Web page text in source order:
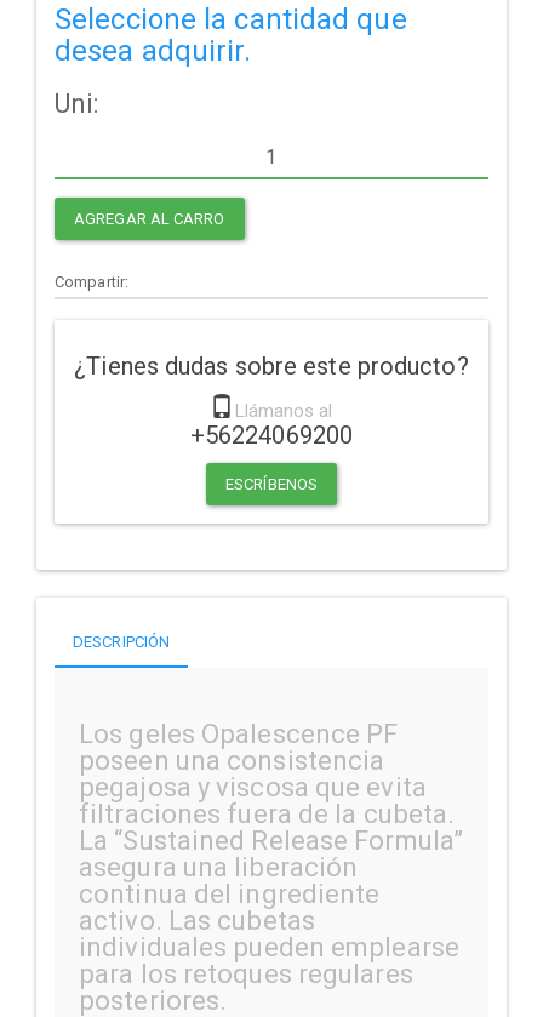
Seleccione la cantidad que
desea adquirir.
Uni:
AGREGAR AL CARRO
Compartir:
¿Tienes dudas sobre este producto?
Llámanos al
+56224069200
ESCRÍBENOS
DESCRIPCIÓN
Los geles Opalescence PF
poseen una consistencia
pegajosa y viscosa que evita
filtraciones fuera de la cubeta.
La “Sustained Release Formula”
asegura una liberación
continua del ingrediente
activo. Las cubetas
individuales pueden emplearse
para los retoques regulares
posteriores.